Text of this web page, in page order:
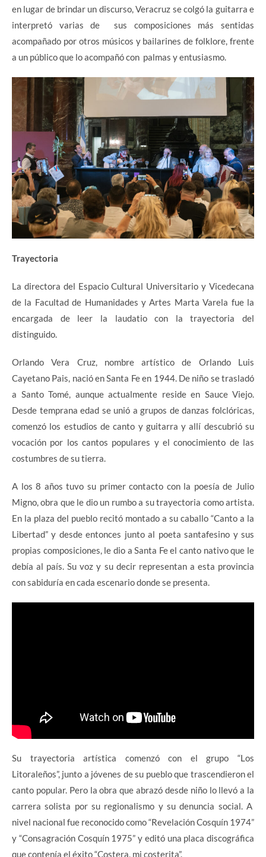
en lugar de brindar un discurso, Veracruz se colgó la guitarra e
interpretó varias de sus composiciones más sentidas
acompañado por otros músicos y bailarines de folklore, frente
a un público que lo acompañó con palmas y entusiasmo.
Trayectoria
La directora del Espacio Cultural Universitario y Vicedecana
de la Facultad de Humanidades y Artes Marta Varela fue la
encargada de leer la laudatio con la trayectoria del
distinguido.
Orlando Vera Cruz, nombre artístico de Orlando Luis
Cayetano Pais, nació en Santa Fe en 1944. De niño se trasladó
a Santo Tomé, aunque actualmente reside en Sauce Viejo.
Desde temprana edad se unió a grupos de danzas folclóricas,
comenzó los estudios de canto y guitarra y allí descubrió su
vocación por los cantos populares y el conocimiento de las
costumbres de su tierra.
A los 8 años tuvo su primer contacto con la poesía de Julio
Migno, obra que le dio un rumbo a su trayectoria como artista.
En la plaza del pueblo recitó montado a su caballo “Canto a la
Libertad” y desde entonces junto al poeta santafesino y sus
propias composiciones, le dio a Santa Fe el canto nativo que le
debía al país. Su voz y su decir representan a esta provincia
con sabiduría en cada escenario donde se presenta.
Su trayectoria artística comenzó con el grupo “Los
Litoraleños”, junto a jóvenes de su pueblo que trascendieron el
canto popular. Pero la obra que abrazó desde niño lo llevó a la
carrera solista por su regionalismo y su denuncia social. A
nivel nacional fue reconocido como “Revelación Cosquín 1974”
y “Consagración Cosquín 1975” y editó una placa discográfica
que contenía el éxito “Costera, mi costerita”.